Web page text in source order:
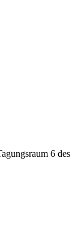
6 des